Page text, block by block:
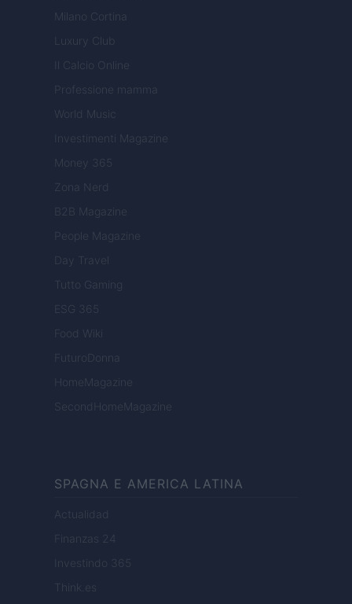
Milano Cortina
Luxury Club
Il Calcio Online
Professione mamma
World Music
Investimenti Magazine
Money 365
Zona Nerd
B2B Magazine
People Magazine
Day Travel
Tutto Gaming
ESG 365
Food Wiki
FuturoDonna
HomeMagazine
SecondHomeMagazine
SPAGNA E AMERICA LATINA
Actualidad
Finanzas 24
Investindo 365
Think.es